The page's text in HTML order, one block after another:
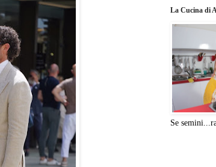
La Cucina di
Se